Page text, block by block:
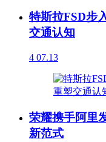
特斯拉FSD步
交通认知
4 07.13
荣耀携手阿里
新范式